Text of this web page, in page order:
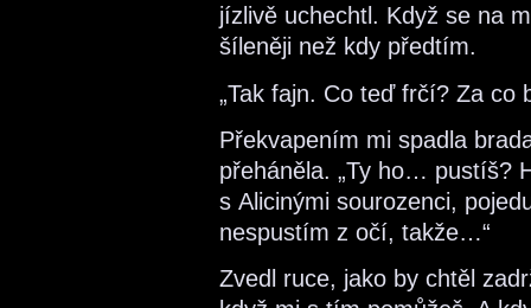
jízlivě uchechtl. Když se na
šíleněji než kdy předtím.
„Tak fajn. Co teď frčí? Za co
Překvapením mi spadla
přeháněla. „Ty ho… pustíš?
s Alicinými sourozenci,
nespustím z očí, takže…“
Zvedl ruce, jako by chtěl